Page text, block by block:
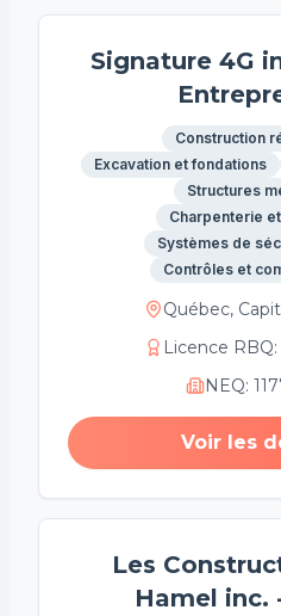
Signature 4G
Construction
Excavation et fondations
Structures
Charpenterie
Systèmes de
Contrôles et
Québec,
Licence RBQ:
NEQ:
Voir les
Les
Hamel inc.